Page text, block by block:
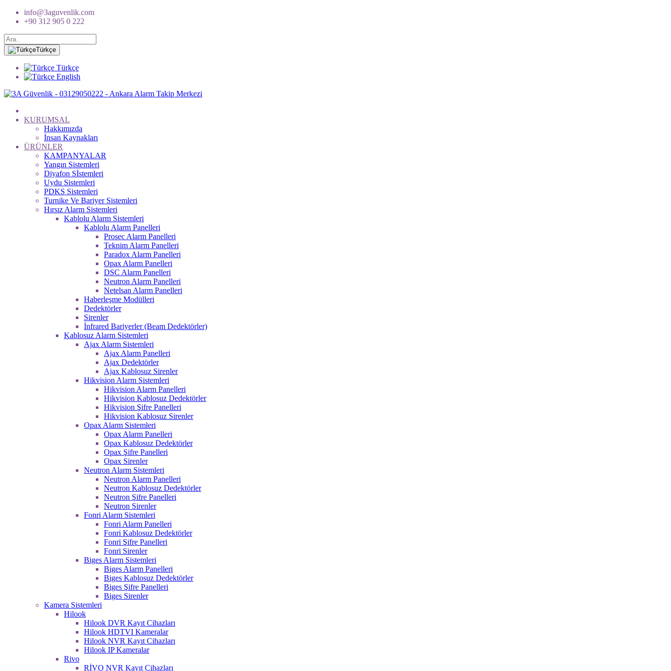
info@3aguvenlik.com
+90 312 905 0 222
Türkçe
Türkçe
English
KURUMSAL
Hakkımızda
İnsan Kaynakları
ÜRÜNLER
KAMPANYALAR
Yangın Sistemleri
Diyafon Sİstemleri
Uydu Sistemleri
PDKS Sistemleri
Turnike Ve Bariyer Sistemleri
Hırsız Alarm Sistemleri
Kablolu Alarm Sistemleri
Kablolu Alarm Panelleri
Prosec Alarm Panelleri
Teknim Alarm Panelleri
Paradox Alarm Panelleri
Opax Alarm Panelleri
DSC Alarm Panelleri
Neutron Alarm Panelleri
Netelsan Alarm Panelleri
Haberleşme Modülleri
Dedektörler
Sirenler
İnfrared Bariyerler (Beam Dedektörler)
Kablosuz Alarm Sistemleri
Ajax Alarm Sistemleri
Ajax Alarm Panelleri
Ajax Dedektörler
Ajax Kablosuz Sirenler
Hikvision Alarm Sistemleri
Hikvision Alarm Panelleri
Hikvision Kablosuz Dedektörler
Hikvision Şifre Panelleri
Hikvision Kablosuz Sirenler
Opax Alarm Sistemleri
Opax Alarm Panelleri
Opax Kablosuz Dedektörler
Opax Şifre Panelleri
Opax Sirenler
Neutron Alarm Sistemleri
Neutron Alarm Panelleri
Neutron Kablosuz Dedektörler
Neutron Şifre Panelleri
Neutron Sirenler
Fonri Alarm Sistemleri
Fonri Alarm Panelleri
Fonri Kablosuz Dedektörler
Fonri Şifre Panelleri
Fonri Sirenler
Biges Alarm Sistemleri
Biges Alarm Panelleri
Biges Kablosuz Dedektörler
Biges Şifre Panelleri
Biges Sirenler
Kamera Sistemleri
Hilook
Hilook DVR Kayıt Cihazları
Hilook HDTVI Kameralar
Hilook NVR Kayıt Cihazları
Hilook IP Kameralar
Rivo
RİVO NVR Kayıt Cihazları